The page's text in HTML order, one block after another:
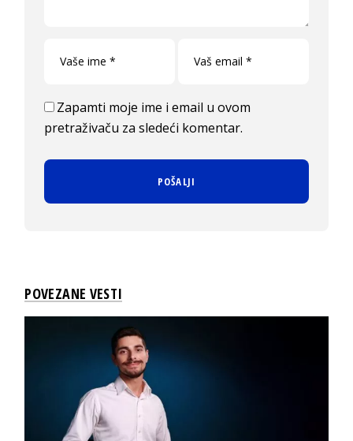
Zapamti moje ime i email u ovom
pretraživaču za sledeći komentar.
POVEZANE VESTI